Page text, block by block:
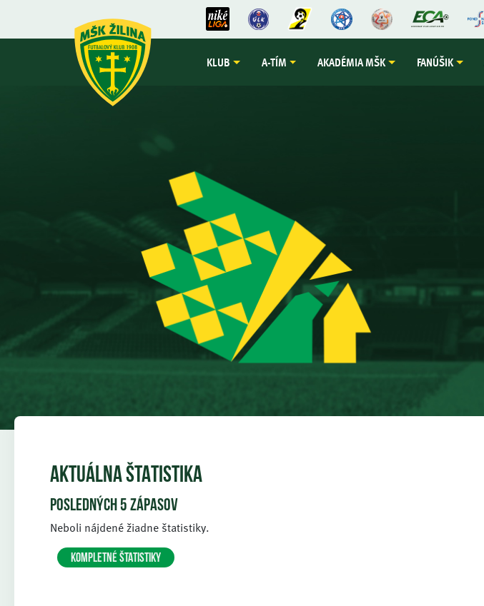
KLUB A-TÍM AKADÉMIA MŠK FANÚŠIK
AKTUÁLNA ŠTATISTIKA
POSLEDNÝCH 5 ZÁPASOV
Neboli nájdené žiadne štatistiky.
KOMPLETNÉ ŠTATISTIKY